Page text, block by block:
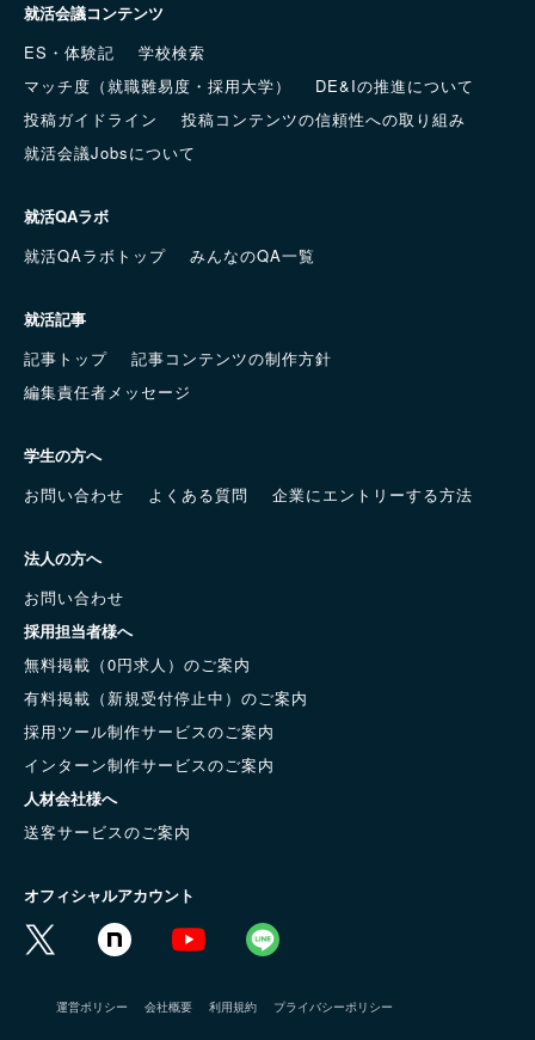
就活会議コンテンツ
ES・体験記
学校検索
マッチ度（就職難易度・採用大学）
DE&Iの推進について
投稿ガイドライン
投稿コンテンツの信頼性への取り組み
就活会議Jobsについて
就活QAラボ
就活QAラボトップ
みんなのQA一覧
就活記事
記事トップ
記事コンテンツの制作方針
編集責任者メッセージ
学生の方へ
お問い合わせ
よくある質問 企業にエントリーする方法
法人の方へ
お問い合わせ
採用担当者様へ
無料掲載（0円求人）のご案内
有料掲載（新規受付停止中）のご案内
採用ツール制作サービスのご案内
インターン制作サービスのご案内
人材会社様へ
送客サービスのご案内
オフィシャルアカウント
運営ポリシー 会社概要 利用規約 プライバシーポリシー